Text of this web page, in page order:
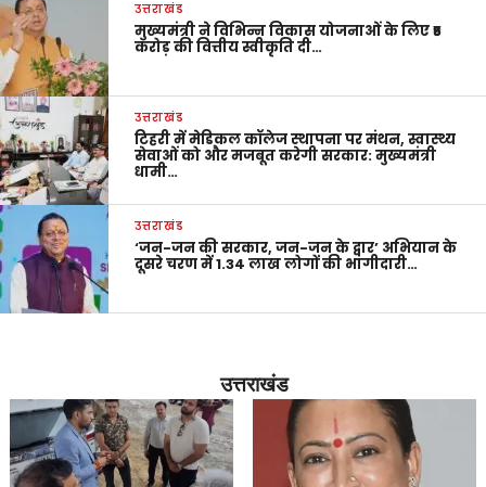
उत्तराखंड
मुख्यमंत्री ने विभिन्न विकास योजनाओं के लिए ₹5
करोड़ की वित्तीय स्वीकृति दी…
उत्तराखंड
टिहरी में मेडिकल कॉलेज स्थापना पर मंथन, स्वास्थ्य
सेवाओं को और मजबूत करेगी सरकार: मुख्यमंत्री
धामी…
उत्तराखंड
‘जन-जन की सरकार, जन-जन के द्वार’ अभियान के
दूसरे चरण में 1.34 लाख लोगों की भागीदारी…
उत्तराखंड